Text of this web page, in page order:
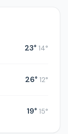
23° 14°
26° 12°
19° 15°